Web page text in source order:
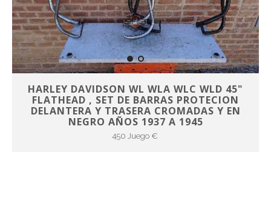
HARLEY DAVIDSON WL WLA WLC WLD 45"
FLATHEAD , SET DE BARRAS PROTECION
DELANTERA Y TRASERA CROMADAS Y EN
NEGRO AÑOS 1937 A 1945
450 Juego €